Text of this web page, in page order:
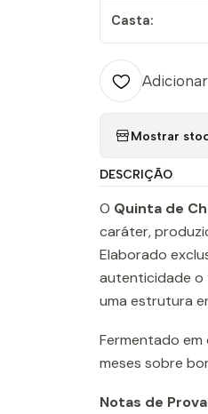
Casta:
Mostrar
DESCRIÇÃO
O Quinta de
caráter,
Elaborado
autenticidade o
uma estrutura
Fermentado
meses sobre
Notas de